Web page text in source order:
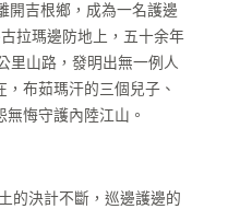
開吉根鄉，成為一名護邊
拉瑪邊防地上，五十余年
里山路，發明出無一例人
布茹瑪汗的三個兒子、
悔守護內陸江山。
的決計不斷，巡邊護邊的